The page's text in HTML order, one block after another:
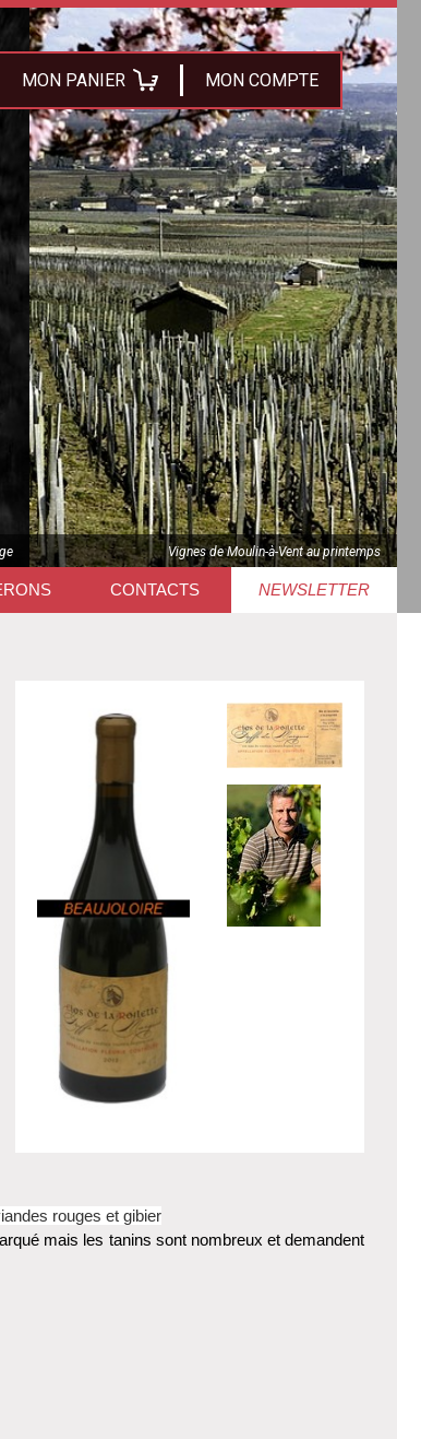
MON PANIER MON COMPTE
Vignes de Moulin-à-Vent au printemps
CONTACTS NEWSLETTER
rouges et gibier
mais les tanins sont nombreux et demandent